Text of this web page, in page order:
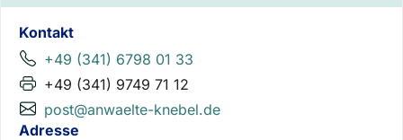
Kontakt
+49 (341) 6798 01 33
+49 (341) 9749 71 12
post@anwaelte-knebel.de
Adresse